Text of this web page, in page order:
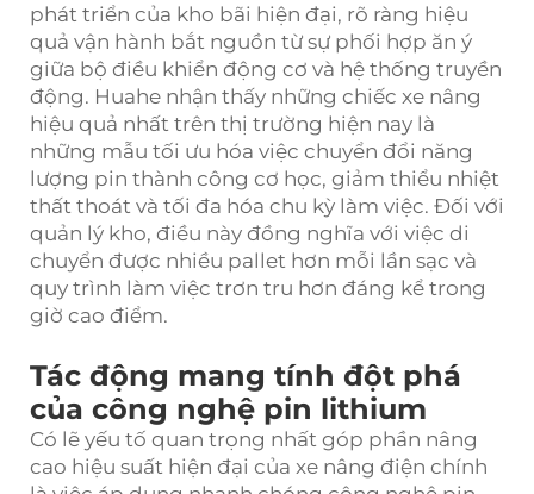
phát triển của kho bãi hiện đại, rõ ràng hiệu
quả vận hành bắt nguồn từ sự phối hợp ăn ý
giữa bộ điều khiển động cơ và hệ thống truyền
động. Huahe nhận thấy những chiếc xe nâng
hiệu quả nhất trên thị trường hiện nay là
những mẫu tối ưu hóa việc chuyển đổi năng
lượng pin thành công cơ học, giảm thiểu nhiệt
thất thoát và tối đa hóa chu kỳ làm việc. Đối với
quản lý kho, điều này đồng nghĩa với việc di
chuyển được nhiều pallet hơn mỗi lần sạc và
quy trình làm việc trơn tru hơn đáng kể trong
giờ cao điểm.
Tác động mang tính đột phá
của công nghệ pin lithium
Có lẽ yếu tố quan trọng nhất góp phần nâng
cao hiệu suất hiện đại của xe nâng điện chính